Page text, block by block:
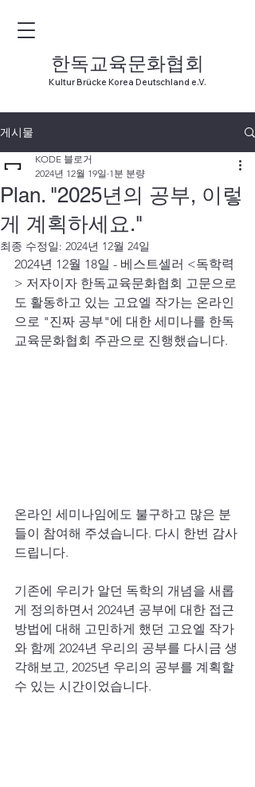
한독교육문화협회
Kultur Brücke Korea Deutschland e.V.
게시물
Plan. "2025년의 공부, 이렇
게 계획하세요."
KODE 블로거
2024년 12월 19일 1분 분량
최종 수정일: 2024년 12월 24일
2024년 12월 18일 - 베스트셀러 <독학력
> 저자이자 한독교육문화협회 고문으로
도 활동하고 있는 고요엘 작가는 온라인
으로 "진짜 공부"에 대한 세미나를 한독
교육문화협회 주관으로 진행했습니다.
온라인 세미나임에도 불구하고 많은 분
들이 참여해 주셨습니다. 다시 한번 감사
드립니다.
기존에 우리가 알던 독학의 개념을 새롭
게 정의하면서 2024년 공부에 대한 접근
방법에 대해 고민하게 했던 고요엘 작가
와 함께 2024년 우리의 공부를 다시금 생
각해보고, 2025년 우리의 공부를 계획할
수 있는 시간이었습니다.